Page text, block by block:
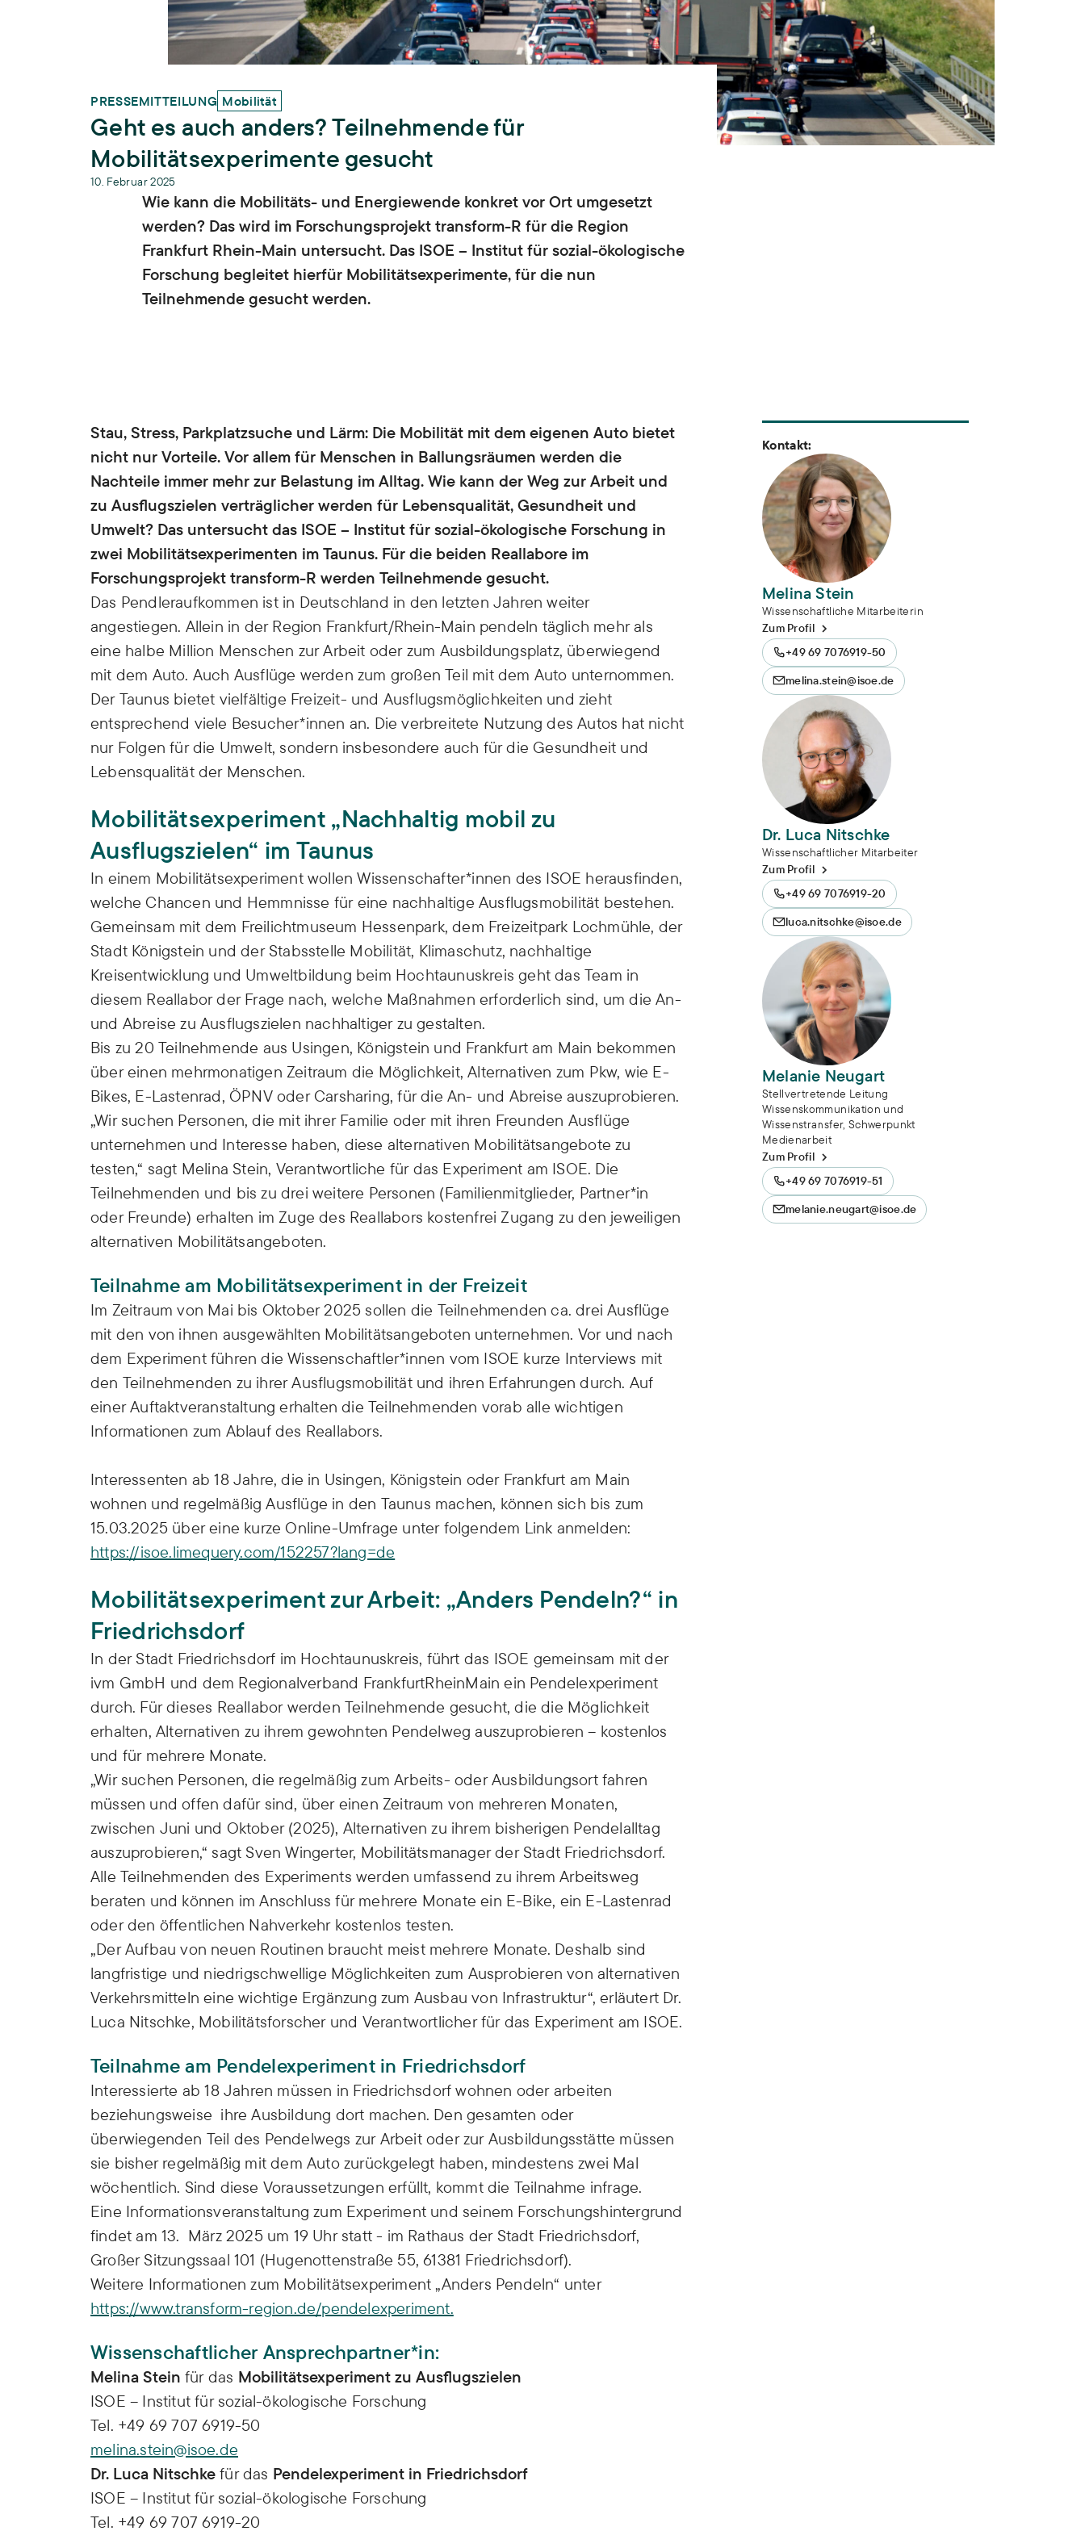
Biodiversität Klimaanpassung
Mobilität
Suffizienz
Transformation
Wissen und Partizipation
Transdisziplinarität
Lehre
Hochschullehre und
PRESSEMITTEILUNG Mobilität
Geht es auch anders? Teilnehmende für
Mobilitätsexperimente gesucht
10. Februar 2025
Wie kann die Mobilitäts- und Energiewende konkret vor Ort umgesetzt
werden? Das wird im Forschungsprojekt transform-R für die Region
Frankfurt Rhein-Main untersucht. Das ISOE – Institut für sozial-ökologische
Forschung begleitet hierfür Mobilitätsexperimente, für die nun
Teilnehmende gesucht werden.
Stau, Stress, Parkplatzsuche und Lärm: Die Mobilität mit dem eigenen Auto bietet
nicht nur Vorteile. Vor allem für Menschen in Ballungsräumen werden die
Nachteile immer mehr zur Belastung im Alltag. Wie kann der Weg zur Arbeit und
zu Ausflugszielen verträglicher werden für Lebensqualität, Gesundheit und
Umwelt? Das untersucht das ISOE – Institut für sozial-ökologische Forschung in
zwei Mobilitätsexperimenten im Taunus. Für die beiden Reallabore im
Forschungsprojekt transform-R werden Teilnehmende gesucht.
Das Pendleraufkommen ist in Deutschland in den letzten Jahren weiter
angestiegen. Allein in der Region Frankfurt/Rhein-Main pendeln täglich mehr als
eine halbe Million Menschen zur Arbeit oder zum Ausbildungsplatz, überwiegend
mit dem Auto. Auch Ausflüge werden zum großen Teil mit dem Auto unternommen.
Der Taunus bietet vielfältige Freizeit- und Ausflugsmöglichkeiten und zieht
entsprechend viele Besucher*innen an. Die verbreitete Nutzung des Autos hat nicht
nur Folgen für die Umwelt, sondern insbesondere auch für die Gesundheit und
Lebensqualität der Menschen.
Mobilitätsexperiment „Nachhaltig mobil zu
Ausflugszielen“ im Taunus
In einem Mobilitätsexperiment wollen Wissenschafter*innen des ISOE herausfinden,
welche Chancen und Hemmnisse für eine nachhaltige Ausflugsmobilität bestehen.
Gemeinsam mit dem Freilichtmuseum Hessenpark, dem Freizeitpark Lochmühle, der
Stadt Königstein und der Stabsstelle Mobilität, Klimaschutz, nachhaltige
Kreisentwicklung und Umweltbildung beim Hochtaunuskreis geht das Team in
diesem Reallabor der Frage nach, welche Maßnahmen erforderlich sind, um die An-
und Abreise zu Ausflugszielen nachhaltiger zu gestalten.
Bis zu 20 Teilnehmende aus Usingen, Königstein und Frankfurt am Main bekommen
über einen mehrmonatigen Zeitraum die Möglichkeit, Alternativen zum Pkw, wie E-
Bikes, E-Lastenrad, ÖPNV oder Carsharing, für die An- und Abreise auszuprobieren.
„Wir suchen Personen, die mit ihrer Familie oder mit ihren Freunden Ausflüge
unternehmen und Interesse haben, diese alternativen Mobilitätsangebote zu
testen,“ sagt Melina Stein, Verantwortliche für das Experiment am ISOE. Die
Teilnehmenden und bis zu drei weitere Personen (Familienmitglieder, Partner*in
oder Freunde) erhalten im Zuge des Reallabors kostenfrei Zugang zu den jeweiligen
alternativen Mobilitätsangeboten.
Teilnahme am Mobilitätsexperiment in der Freizeit
Im Zeitraum von Mai bis Oktober 2025 sollen die Teilnehmenden ca. drei Ausflüge
mit den von ihnen ausgewählten Mobilitätsangeboten unternehmen. Vor und nach
dem Experiment führen die Wissenschaftler*innen vom ISOE kurze Interviews mit
den Teilnehmenden zu ihrer Ausflugsmobilität und ihren Erfahrungen durch. Auf
einer Auftaktveranstaltung erhalten die Teilnehmenden vorab alle wichtigen
Informationen zum Ablauf des Reallabors.
Interessenten ab 18 Jahre, die in Usingen, Königstein oder Frankfurt am Main
wohnen und regelmäßig Ausflüge in den Taunus machen, können sich bis zum
15.03.2025 über eine kurze Online-Umfrage unter folgendem Link anmelden:
https://isoe.limequery.com/152257?lang=de
Mobilitätsexperiment zur Arbeit: „Anders Pendeln?“ in
Friedrichsdorf
In der Stadt Friedrichsdorf im Hochtaunuskreis, führt das ISOE gemeinsam mit der
ivm GmbH und dem Regionalverband FrankfurtRheinMain ein Pendelexperiment
durch. Für dieses Reallabor werden Teilnehmende gesucht, die die Möglichkeit
erhalten, Alternativen zu ihrem gewohnten Pendelweg auszuprobieren – kostenlos
und für mehrere Monate.
„Wir suchen Personen, die regelmäßig zum Arbeits- oder Ausbildungsort fahren
müssen und offen dafür sind, über einen Zeitraum von mehreren Monaten,
zwischen Juni und Oktober (2025), Alternativen zu ihrem bisherigen Pendelalltag
auszuprobieren,“ sagt Sven Wingerter, Mobilitätsmanager der Stadt Friedrichsdorf.
Alle Teilnehmenden des Experiments werden umfassend zu ihrem Arbeitsweg
beraten und können im Anschluss für mehrere Monate ein E-Bike, ein E-Lastenrad
oder den öffentlichen Nahverkehr kostenlos testen.
„Der Aufbau von neuen Routinen braucht meist mehrere Monate. Deshalb sind
langfristige und niedrigschwellige Möglichkeiten zum Ausprobieren von alternativen
Verkehrsmitteln eine wichtige Ergänzung zum Ausbau von Infrastruktur“, erläutert Dr.
Luca Nitschke, Mobilitätsforscher und Verantwortlicher für das Experiment am ISOE.
Teilnahme am Pendelexperiment in Friedrichsdorf
Interessierte ab 18 Jahren müssen in Friedrichsdorf wohnen oder arbeiten
beziehungsweise ihre Ausbildung dort machen. Den gesamten oder
überwiegenden Teil des Pendelwegs zur Arbeit oder zur Ausbildungsstätte müssen
sie bisher regelmäßig mit dem Auto zurückgelegt haben, mindestens zwei Mal
wöchentlich. Sind diese Voraussetzungen erfüllt, kommt die Teilnahme infrage.
Eine Informationsveranstaltung zum Experiment und seinem Forschungshintergrund
findet am 13. März 2025 um 19 Uhr statt - im Rathaus der Stadt Friedrichsdorf,
Großer Sitzungssaal 101 (Hugenottenstraße 55, 61381 Friedrichsdorf).
Weitere Informationen zum Mobilitätsexperiment „Anders Pendeln“ unter
https://www.transform-region.de/pendelexperiment.
Wissenschaftlicher Ansprechpartner*in:
Melina Stein für das Mobilitätsexperiment zu Ausflugszielen
ISOE – Institut für sozial-ökologische Forschung
Tel. +49 69 707 6919-50
melina.stein@isoe.de
Dr. Luca Nitschke für das Pendelexperiment in Friedrichsdorf
ISOE – Institut für sozial-ökologische Forschung
Tel. +49 69 707 6919-20
Kontakt:
Melina Stein
Wissenschaftliche Mitarbeiterin
Zum Profil
+49 69 7076919-50
melina.stein@isoe.de
Dr. Luca Nitschke
Wissenschaftlicher Mitarbeiter
Zum Profil
+49 69 7076919-20
luca.nitschke@isoe.de
Melanie Neugart
Stellvertretende Leitung
Wissenskommunikation und
Wissenstransfer, Schwerpunkt
Medienarbeit
Zum Profil
+49 69 7076919-51
melanie.neugart@isoe.de